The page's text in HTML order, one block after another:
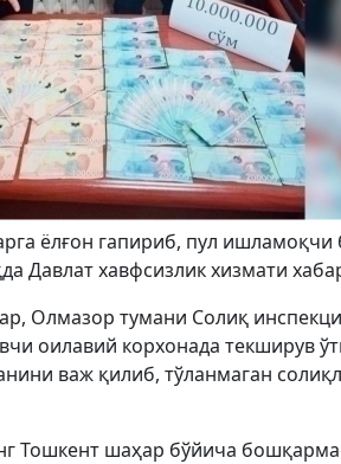
ёлғон гапириб, пул ишламоқчи
Давлат хавфсизлик хизмати
Олмазор тумани Солиқ
оилавий корхонада текширув
важ қилиб, тўланмаган
Тошкент шаҳар бўйича